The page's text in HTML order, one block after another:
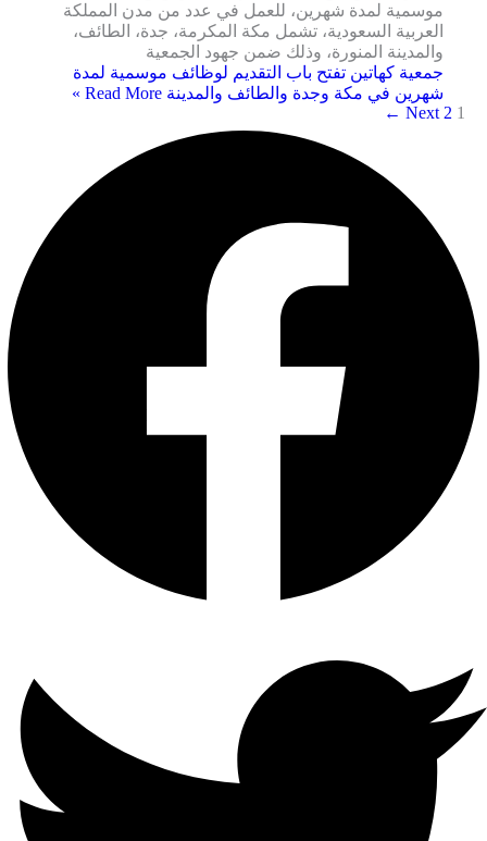
موسمية لمدة شهرين، للعمل في عدد من مدن المملكة
العربية السعودية، تشمل مكة المكرمة، جدة، الطائف،
والمدينة المنورة، وذلك ضمن جهود الجمعية
جمعية كهاتين تفتح باب التقديم لوظائف موسمية لمدة
شهرين في مكة وجدة والطائف والمدينة
1
2
Next
←